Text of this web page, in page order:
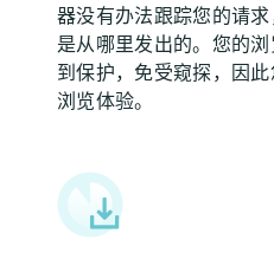
器没有办法跟踪您的请
是从哪里发出的。您的
到保护，免受窥探，因
浏览体验。